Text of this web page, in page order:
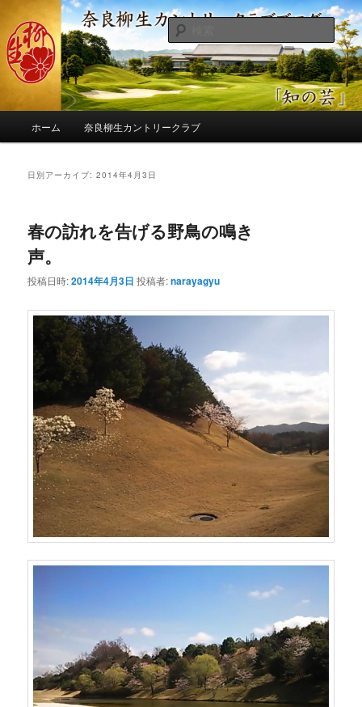
ン
コ
ン
へ
コ
ン
ツ
移
奈良柳生カントリークラブ総支配人
ブログ
季節の話題、クラブの出来事、コースの改修・更新作業、ゴルフに関する随
筆、喜怒哀楽などを気まぐれに発信します。
検
索
ホーム 奈良柳生カントリークラブ
日別アーカイブ:2014年4月3日
春の訪れを告げる野鳥の鳴き
声。
投稿日時:2014年4月3日 投稿者:narayagyu